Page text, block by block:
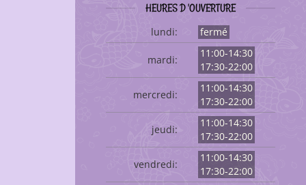
HEURES D 'OUVERTURE
lundi:
fermé
mardi:
11:00-14:30
17:30-22:00
mercredi:
11:00-14:30
17:30-22:00
jeudi:
11:00-14:30
17:30-22:00
vendredi:
11:00-14:30
17:30-22:00